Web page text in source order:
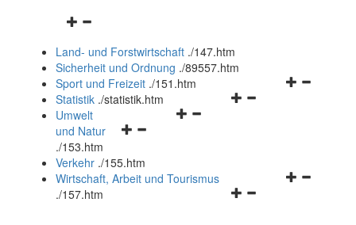
Navigationsmenü
und
schließen
Land- und Forstwirtschaft ./147.htm
Sicherheit und Ordnung ./89557.htm
Navigationsmenü
Sport und Freizeit ./151.htm
Navigationsmenü
Statistik ./statistik.htm
Navigationsmenü
und
schließen
Umwelt
und Natur
./153.htm
Verkehr ./155.htm
Navigationsmenü
Wirtschaft, Arbeit und Tourismus
./157.htm